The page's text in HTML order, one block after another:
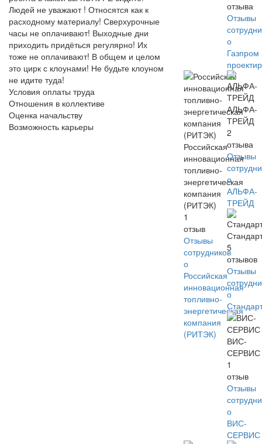
Людей не уважают ! Относятся как к
расходному материалу! Сверхурочные
часы не оплачивают! Выходные дни
приходить придёться регулярно! Их
тоже не оплачивают! В общем и целом
это цирк с клоунами! Не будьте клоуном
не идите туда!
Условия оплаты труда
Отношения в коллективе
Оценка начальству
Возможность карьеры
отзыва
Отзывы
о
Газпром
Российская
инновационная
топливно-
энергетическая
компания
(РИТЭК)
1
отзыв
Отзывы
сотрудников
о
Российская
инновационная
топливно-
энергетическая
компания
(РИТЭК)
АЛЬФА-
ТРЕЙД
2
отзыва
Отзывы
о
АЛЬФА-
ТРЕЙД
5
отзывов
Отзывы
о
ВИС-
СЕРВИС
1
отзыв
Отзывы
о
ВИС-
СЕРВИС